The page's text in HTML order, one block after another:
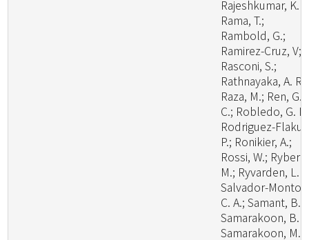
Rajeshkumar, K.
Rama, T.;
Rambold, G.;
Ramirez-Cruz, V;
Rasconi, S.;
Rathnayaka, A. R.;
Raza, M.; Ren, G.
C.; Robledo, G.
Rodriguez-
P.; Ronikier, A.;
Rossi, W.; Ryberg,
M.; Ryvarden, L.
Salvador-
C. A.; Samant, B.;
Samarakoon, B.
Samarakoon, M.